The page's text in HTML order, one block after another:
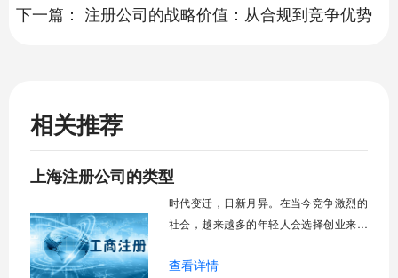
下一篇： 注册公司的战略价值：从合规到竞争优势
相关推荐
上海注册公司的类型
时代变迁，日新月异。在当今竞争激烈的
社会，越来越多的年轻人会选择创业来实
所以在创业初期注册公司的时候，有几种
查看详情